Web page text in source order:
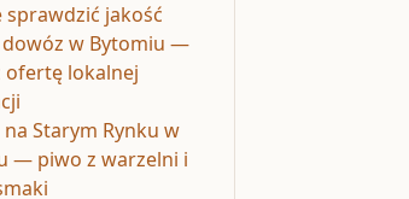
sprawdzić jakość
dowóz w Bytomiu —
ofertę lokalnej
Starym Rynku w
— piwo z warzelni i